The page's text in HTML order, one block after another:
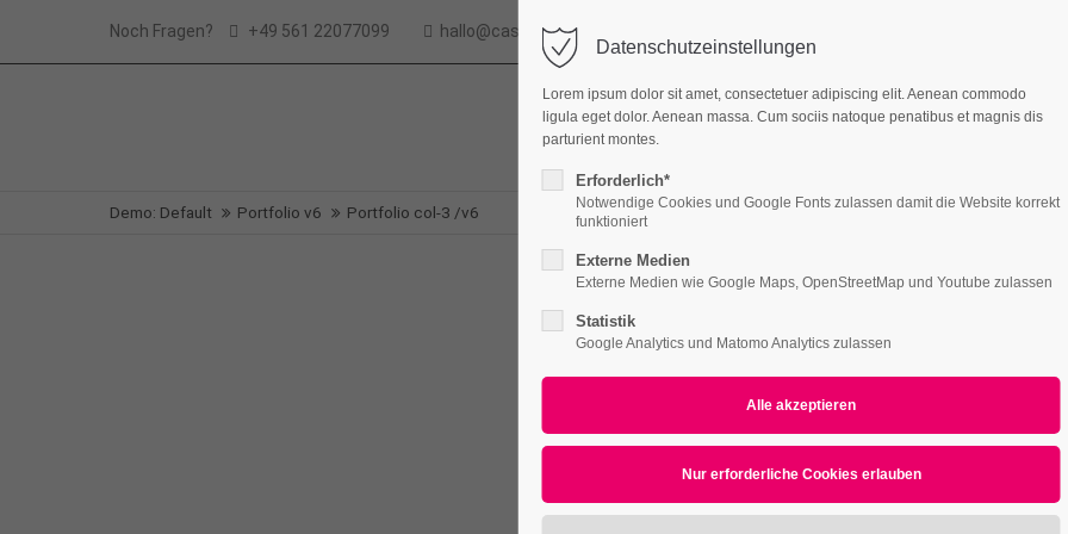
Noch Fragen? +49 561 22077099 hallo@cassel-lofts.de
Demo: Default Portfolio v6 Portfolio col-3 /v6
Web
Datenschutzeinstellungen
Lorem ipsum dolor sit amet, consectetuer adipiscing elit. Aenean commodo
ligula eget dolor. Aenean massa. Cum sociis natoque penatibus et magnis dis
parturient montes.
Erforderlich*
Notwendige Cookies und Google Fonts zulassen damit die Website korrekt
funktioniert
Externe Medien
Externe Medien wie Google Maps, OpenStreetMap und Youtube zulassen
Statistik
Google Analytics und Matomo Analytics zulassen